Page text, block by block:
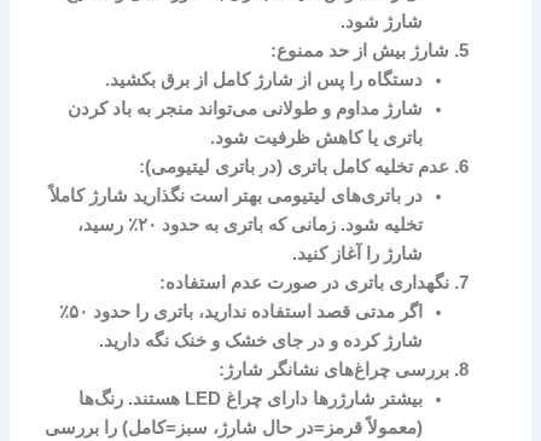
شارژ شود.
شارژ بیش از حد ممنوع:
دستگاه را پس از شارژ کامل از برق بکشید.
شارژ مداوم و طولانی می‌تواند منجر به باد کردن
باتری یا کاهش ظرفیت شود.
عدم تخلیه کامل باتری (در باتری لیتیومی):
در باتری‌های لیتیومی بهتر است نگذارید شارژ کاملاً
تخلیه شود. زمانی که باتری به حدود ۲۰٪ رسید،
شارژ را آغاز کنید.
نگهداری باتری در صورت عدم استفاده:
اگر مدتی قصد استفاده ندارید، باتری را حدود ۵۰٪
شارژ کرده و در جای خشک و خنک نگه دارید.
بررسی چراغ‌های نشانگر شارژ:
بیشتر شارژرها دارای چراغ LED هستند. رنگ‌ها
(معمولاً قرمز=در حال شارژ، سبز=کامل) را بررسی